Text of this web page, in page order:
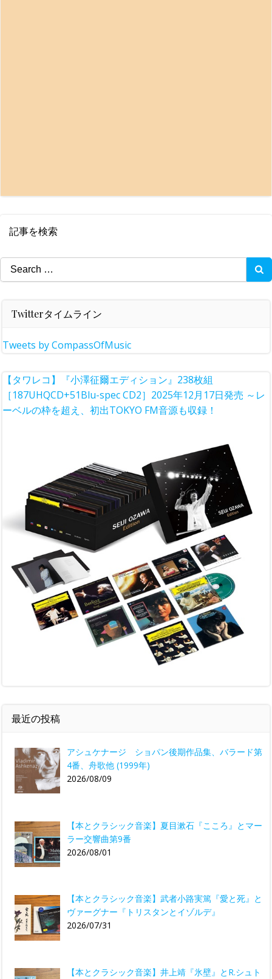
記事を検索
Search
for:
Twitterタイムライン
Tweets by CompassOfMusic
【タワレコ】『小澤征爾エディション』238枚組
［187UHQCD+51Blu-spec CD2］2025年12月17日発売 ～レ
ーベルの枠を超え、初出TOKYO FM音源も収録！
最近の投稿
アシュケナージ ショパン後期作品集、バラード第
4番、舟歌他 (1999年)
2026/08/09
【本とクラシック音楽】夏目漱石『こころ』とマー
ラー交響曲第9番
2026/08/01
【本とクラシック音楽】武者小路実篤『愛と死』と
ヴァーグナー『トリスタンとイゾルデ』
2026/07/31
【本とクラシック音楽】井上靖『氷壁』とR.シュト